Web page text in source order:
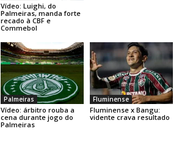
Vídeo: Luighi, do
Palmeiras, manda forte
recado à CBF e
Commebol
Palmeiras
Vídeo: árbitro rouba a
cena durante jogo do
Palmeiras
Fluminense
Fluminense x Bangu:
vidente crava resultado